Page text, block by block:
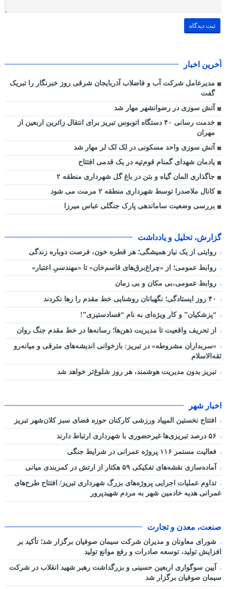
آخرین اخبار
مدیرعامل شرکت آب و فاضلاب آذربایجان شرقی روز خبرنگار را تبریک
گفت
آتش سوزی در رضوانشهر مهار شد
خدمت رسانی ۴۰ دستگاه اتوبوس تبریز برای انتقال زائرین اربعین از
مهران
آتش سوزی واحد مسکونی در لک لک لر مهار شد
یادمان شهدای گمنام قوم‌تپه در یک قدمی افتتاح
جاگذاری المان گیاه و بتن در باغ گل شهرداری منطقه ۲
کانال ملاصدرا توسط شهرداری منطقه ۲ مرمت می شود
بررسی وضعیت ساماندهی پارک جنگلی عباس میرزا
گزارش، تحلیل و یادداشت
روایتی از یک نیاز همیشگی؛ هر قطره خون، فرصت دوباره زندگی
روابط عمومی؛ از «چراغ‌برق‌های قاسم‌خان» تا «مهندسیِ اعتبار»
روابط عمومی،بی مکان و بی زمان
“پزشکیان” و کار ویژه‌ای به نام “فسادستیزی”!
از تحریف واقعیت تا مدیریت ذهن‌ها؛ رسانه‌ها در خط مقدم جنگ روان
«سربداران مشروطه» در تبریز: بازخوانی اندیشه‌های مترقی و میانه‌رو
ثقه‌الاسلام
تبریز بدون مدیریت هوشمند، هر روز شلوغ‌تر خواهد شد
اخبار شهر
افتتاح نخستین المپیاد ورزشی کارکنان حوزه فضای سبز کلان‌شهر تبریز
فعالیت مستمر ۱۱۶ پروژه عمرانی در شرایط جنگی
آماده‌سازی نقشه‌های تفکیکی ۵۹ هکتار از ارتش در کمربندی میانی
تداوم عملیات اجرایی پروژه‌های بزرگ شهرداری تبریز/ افتتاح طرح‌های
عمرانی هدیه خادمین شهر به مردم شهیدپرور
صنعت، معدن و تجارت
شورای معاونان و مدیران شرکت سیمان صوفیان برگزار شد؛ تأکید بر
افزایش تولید، توسعه صادرات و رفع موانع تولید
آیین سوگواری اربعین حسینی و بزرگداشت رهبر شهید انقلاب در شرکت
سیمان صوفیان برگزار شد